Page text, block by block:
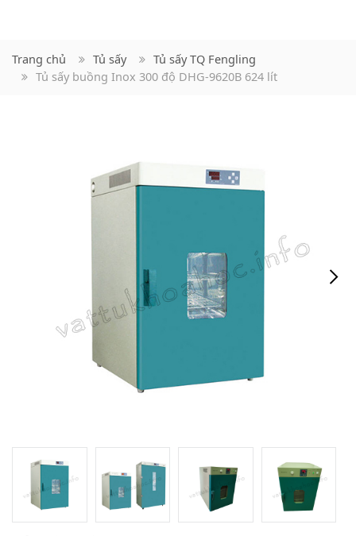
Trang chủ Tủ sấy
Tủ sấy TQ Fengling
Tủ sấy buồng Inox 300 độ DHG-9620B 624 lít